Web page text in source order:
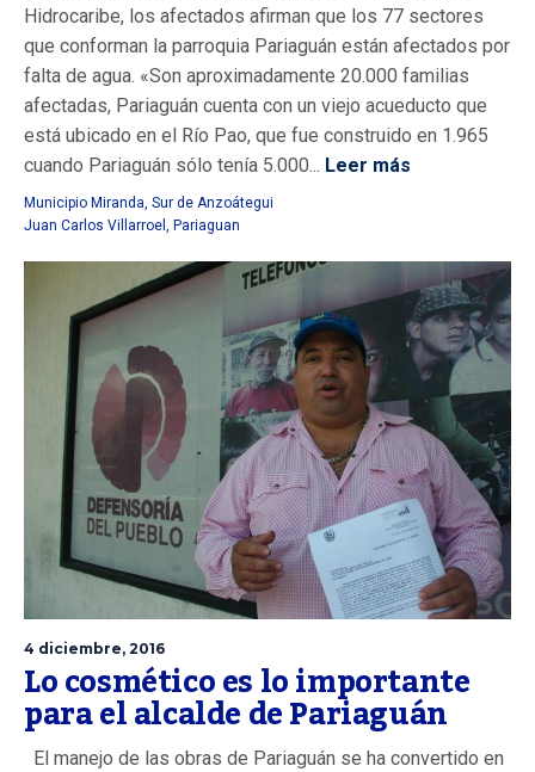
Hidrocaribe, los afectados afirman que los 77 sectores
que conforman la parroquia Pariaguán están afectados por
falta de agua. «Son aproximadamente 20.000 familias
afectadas, Pariaguán cuenta con un viejo acueducto que
está ubicado en el Río Pao, que fue construido en 1.965
cuando Pariaguán sólo tenía 5.000... Leer más
Municipio Miranda, Sur de Anzoátegui
Juan Carlos Villarroel , Pariaguan
4 diciembre, 2016
Lo cosmético es lo importante
para el alcalde de Pariaguán
El manejo de las obras de Pariaguán se ha convertido en